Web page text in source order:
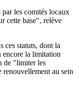
les comités locaux
cette base", relève
ces statuts, dont la
encore la limitation
de "limiter les
renouvellement au sein